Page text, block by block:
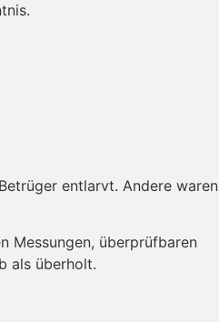
entlarvt. Andere waren
Messungen, überprüfbaren
als überholt.